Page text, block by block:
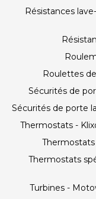
Résistances
Roulettes
Sécurités de
Sécurités de porte
Thermostats -
Thermostats
Thermostats
Turbines -